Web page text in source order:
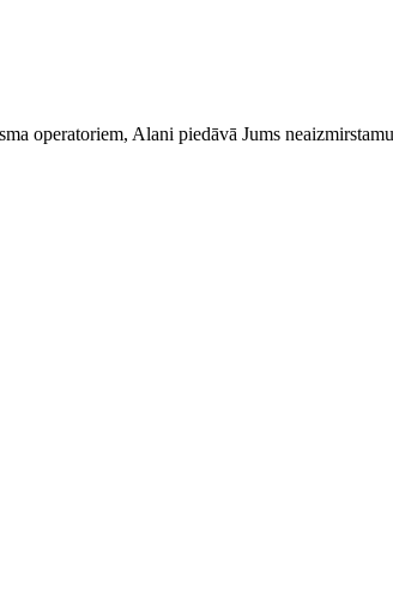
operatoriem, Alani piedāvā Jums